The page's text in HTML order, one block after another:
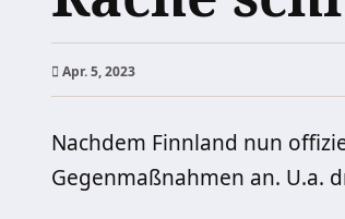
Apr. 5, 2023
Nachdem Finnland nun
Gegenmaßnahmen an. U.a.